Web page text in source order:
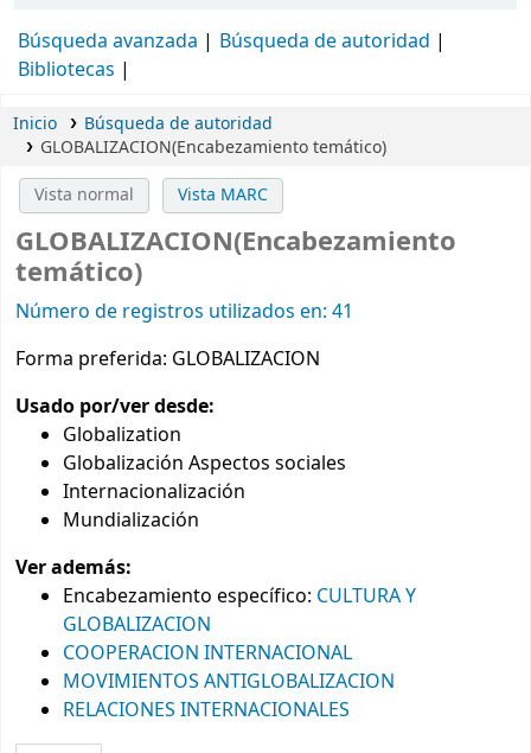
Búsqueda avanzada
Búsqueda de autoridad
Bibliotecas
Inicio
Búsqueda de autoridad
GLOBALIZACION(Encabezamiento temático)
Vista normal Vista MARC
GLOBALIZACION(Encabezamiento
temático)
Número de registros utilizados en: 41
Forma preferida: GLOBALIZACION
Usado por/ver desde:
Globalization
Globalización Aspectos sociales
Internacionalización
Mundialización
Ver además:
Encabezamiento específico: CULTURA Y
GLOBALIZACION
COOPERACION INTERNACIONAL
MOVIMIENTOS ANTIGLOBALIZACION
RELACIONES INTERNACIONALES